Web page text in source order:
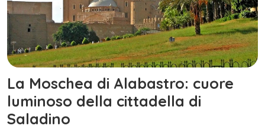
La Moschea di Alabastro: cuore
luminoso della cittadella di
Saladino